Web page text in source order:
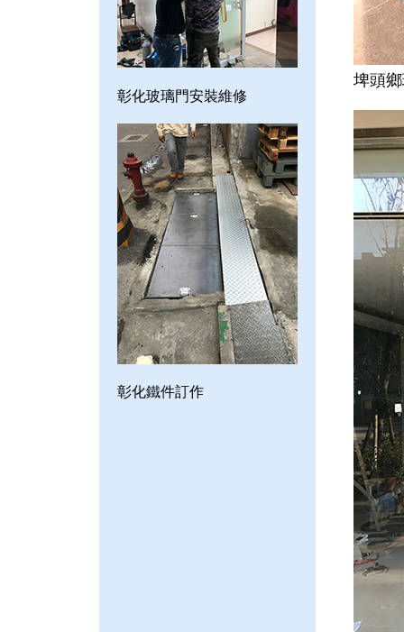
彰化玻璃門安裝維修
彰化鐵件訂作
埤頭